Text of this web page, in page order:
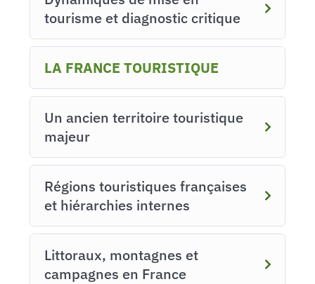
tourisme et diagnostic critique
LA FRANCE TOURISTIQUE
Un ancien territoire touristique
majeur
Régions touristiques françaises
et hiérarchies internes
Littoraux, montagnes et
campagnes en France